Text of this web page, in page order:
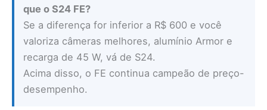
que o S24 FE?
Se a diferença for inferior a R$ 600 e você
valoriza câmeras melhores, alumínio Armor e
recarga de 45 W, vá de S24.
Acima disso, o FE continua campeão de preço-
desempenho.